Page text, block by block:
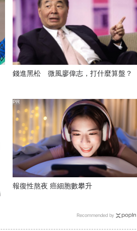
錢進黑松 微風廖偉志，打什麼算盤？
報復性熬夜 癌細胞數攀升
PR
Recommended by